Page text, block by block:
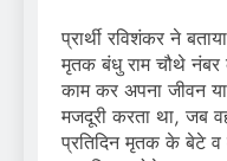
प्रार्थी रविशंकर ने
मृतक बंधु राम चौथे
काम कर अपना जीवन
मजदूरी करता था, जब
प्रतिदिन मृतक के बेटे व